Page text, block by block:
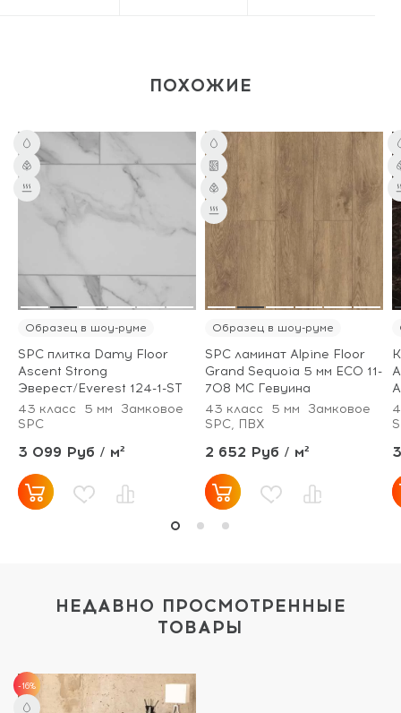
ПОХОЖИЕ
Образец в шоу-руме
SPC плитка Damy Floor
Ascent Strong
Эверест/Everest 124-1-ST
43 класс
5 мм
Замковое
SPC
3 099 Руб / м²
Образец в шоу-руме
SPC ламинат Alpine Floor
Grand Sequoia 5 мм ECO 11-
708 МС Гевуина
43 класс
5 мм
Замковое
SPC, ПВХ
2 652 Руб / м²
НЕДАВНО ПРОСМОТРЕННЫЕ
ТОВАРЫ
-16%